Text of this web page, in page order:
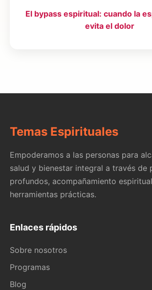
El bypass espiritual: cuando la
evita el dolor
Temas Espirituales
Empoderamos a las personas para
salud y bienestar integral a través de
profundos, acompañamiento
herramientas prácticas.
Enlaces rápidos
Sobre nosotros
Programas
Blog